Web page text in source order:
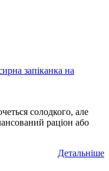
запіканка на
солодкого, але
раціон або
Детальніше